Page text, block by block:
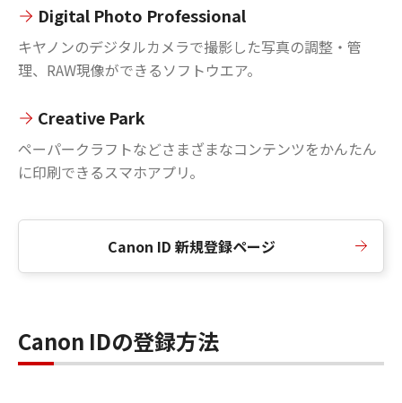
Digital Photo Professional
キヤノンのデジタルカメラで撮影した写真の調整・管
理、RAW現像ができるソフトウエア。
Creative Park
ペーパークラフトなどさまざまなコンテンツをかんたん
に印刷できるスマホアプリ。
Canon ID 新規登録ページ
Canon IDの登録方法